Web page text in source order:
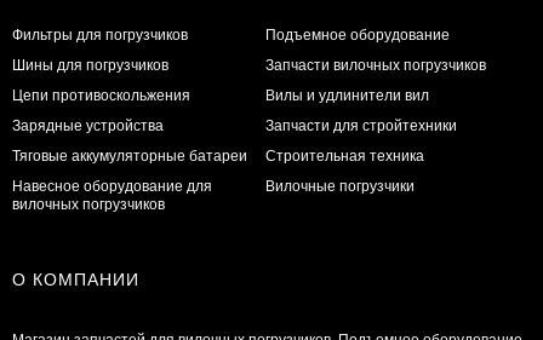
Фильтры для погрузчиков
Шины для погрузчиков
Цепи противоскольжения
Зарядные устройства
Тяговые аккумуляторные батареи
Навесное оборудование для
вилочных погрузчиков
Подъемное оборудование
Запчасти вилочных погрузчиков
Вилы и удлинители вил
Запчасти для стройтехники
Строительная техника
Вилочные погрузчики
О КОМПАНИИ